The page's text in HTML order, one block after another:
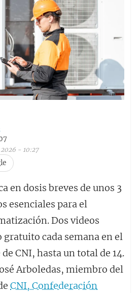
- 10:27
en dosis breves de unos 3
esenciales para el
Dos videos
gratuito cada semana en el
CNI, hasta un total de 14.
Arboledas, miembro del
CNI, Confederación